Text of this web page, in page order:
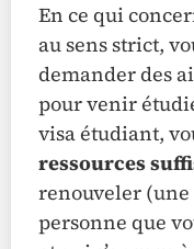
En ce qui
au sens strict,
demander des
pour venir
visa étudiant,
ressources
renouveler (une
personne que